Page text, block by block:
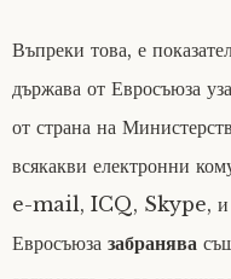
Въпреки това, е
държава от Евросъюза
от страна на
всякакви електронни
e-mail, ICQ, Skype, и
Евросъюза забранява